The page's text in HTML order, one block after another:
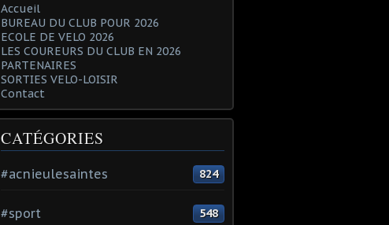
Accueil
BUREAU DU CLUB POUR 2026
ECOLE DE VELO 2026
LES COUREURS DU CLUB EN 2026
PARTENAIRES
SORTIES VELO-LOISIR
Contact
CATÉGORIES
#acnieulesaintes 824
#sport 548